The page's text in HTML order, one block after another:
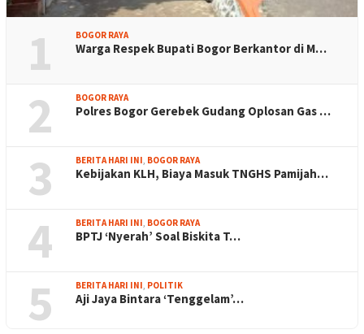
1 BOGOR RAYA
Warga Respek Bupati Bogor Berkantor di M…
2 BOGOR RAYA
Polres Bogor Gerebek Gudang Oplosan Gas …
3 BERITA HARI INI, BOGOR RAYA
Kebijakan KLH, Biaya Masuk TNGHS Pamijah…
4 BERITA HARI INI, BOGOR RAYA
BPTJ ‘Nyerah’ Soal Biskita T…
5 BERITA HARI INI, POLITIK
Aji Jaya Bintara ‘Tenggelam’…